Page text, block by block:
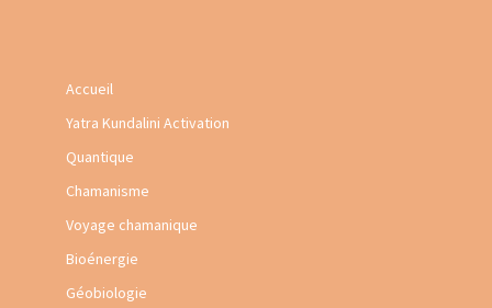
Accueil
Yatra Kundalini Activation
Quantique
Chamanisme
Voyage chamanique
Bioénergie
Géobiologie